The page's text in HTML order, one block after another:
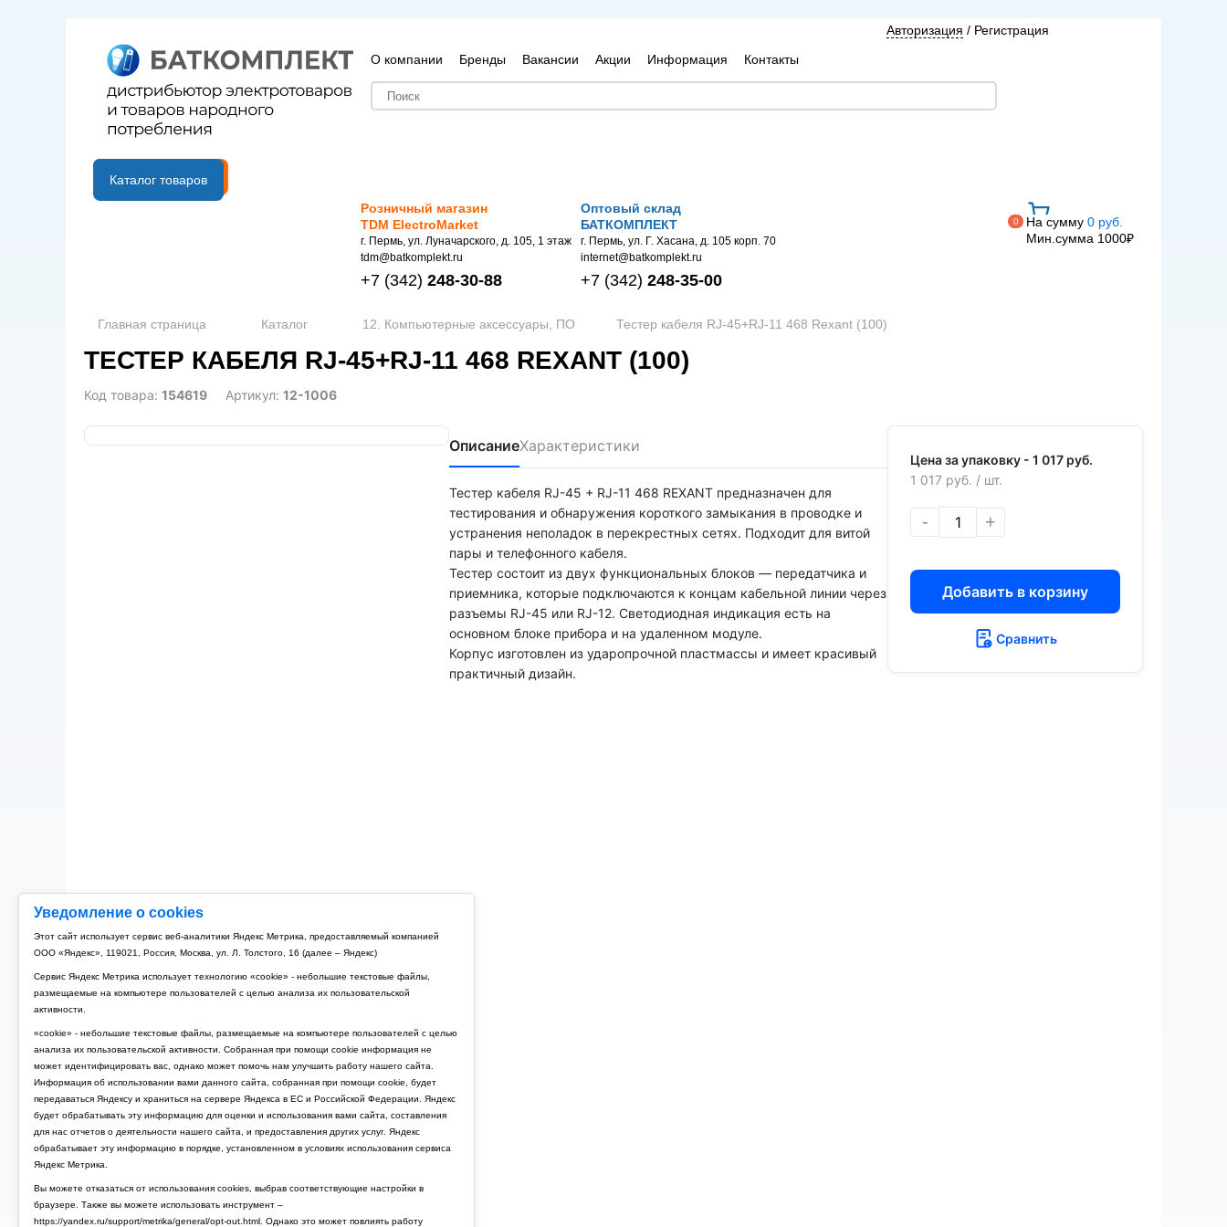
Уведомление о cookies
Этот сайт использует сервис веб-аналитики Яндекс Метрика, предоставляемый компанией
ООО «Яндекс», 119021, Россия, Москва, ул. Л. Толстого, 16 (далее – Яндекс)
Сервис Яндекс Метрика использует технологию «cookie» - небольшие текстовые файлы,
размещаемые на компьютере пользователей с целью анализа их пользовательской
активности.
«cookie» - небольшие текстовые файлы, размещаемые на компьютере пользователей с целью
анализа их пользовательской активности. Собранная при помощи cookie информация не
может идентифицировать вас, однако может помочь нам улучшить работу нашего сайта.
Информация об использовании вами данного сайта, собранная при помощи cookie, будет
передаваться Яндексу и храниться на сервере Яндекса в ЕС и Российской Федерации. Яндекс
будет обрабатывать эту информацию для оценки и использования вами сайта, составления
для нас отчетов о деятельности нашего сайта, и предоставления других услуг. Яндекс
обрабатывает эту информацию в порядке, установленном в условиях использования сервиса
Яндекс Метрика.
Вы можете отказаться от использования cookies, выбрав соответствующие настройки в
браузере. Также вы можете использовать инструмент –
https://yandex.ru/support/metrika/general/opt-out.html. Однако это может повлиять работу
О компании Бренды Вакансии Акции Информация Контакты
Авторизация / Регистрация
B2B портал
Каталог товаров
Розничный магазин
TDM ElectroMarket
г. Пермь, ул. Луначарского, д. 105, 1 этаж
tdm@batkomplekt.ru
+7 (342) 248-30-88
Оптовый склад
БАТКОМПЛЕКТ
г. Пермь, ул. Г. Хасана, д. 105 корп. 70
internet@batkomplekt.ru
+7 (342) 248-35-00
0 На сумму 0 руб.
Мин.сумма 1000₽
Главная страница Каталог 12. Компьютерные аксессуары, ПО Тестер кабеля RJ-45+RJ-11 468 Rexant (100)
ТЕСТЕР КАБЕЛЯ RJ-45+RJ-11 468 REXANT (100)
Код товара: 154619 Артикул: 12-1006
ОписаниеХарактеристики
Тестер кабеля RJ-45 + RJ-11 468 REXANT предназначен для
тестирования и обнаружения короткого замыкания в проводке и
устранения неполадок в перекрестных сетях. Подходит для витой
пары и телефонного кабеля.
Тестер состоит из двух функциональных блоков — передатчика и
приемника, которые подключаются к концам кабельной линии через
разъемы RJ-45 или RJ-12. Светодиодная индикация есть на
основном блоке прибора и на удаленном модуле.
Корпус изготовлен из ударопрочной пластмассы и имеет красивый
практичный дизайн.
Цена за упаковку - 1 017 руб.
1 017 руб. / шт.
- +
Добавить в корзину
Сравнить